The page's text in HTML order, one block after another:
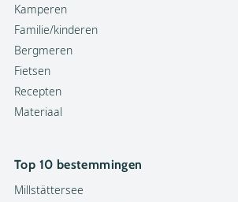
Kamperen
Familie/kinderen
Bergmeren
Fietsen
Recepten
Materiaal
Top 10 bestemmingen
Millstättersee